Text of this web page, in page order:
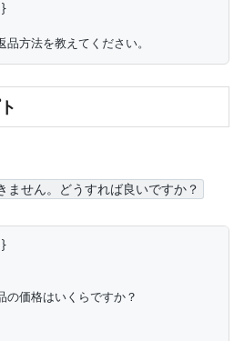
}
ません。どうすれば良いですか？
}
価格はいくらですか？